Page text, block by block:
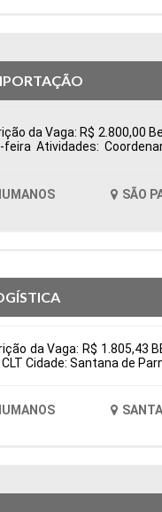
da Vaga: R$ 2.800,00
Atividades:
ou
Comportamentais:
SÃO
da Vaga: R$ 1.805,43
CLT Cidade: Santana de